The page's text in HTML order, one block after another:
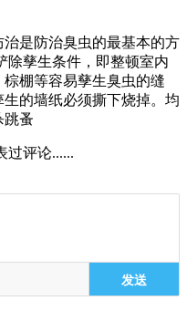
是防治臭虫的最基本的方
除孳生条件，即整顿室内
棚等容易孳生臭虫的缝
的墙纸必须撕下烧掉。均
跳蚤
过评论......
发送